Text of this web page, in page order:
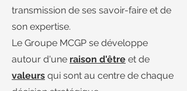
transmission de ses savoir-faire et de
son expertise.
Le Groupe MCGP se développe
autour d'une raison d'être et de
valeurs qui sont au centre de chaque